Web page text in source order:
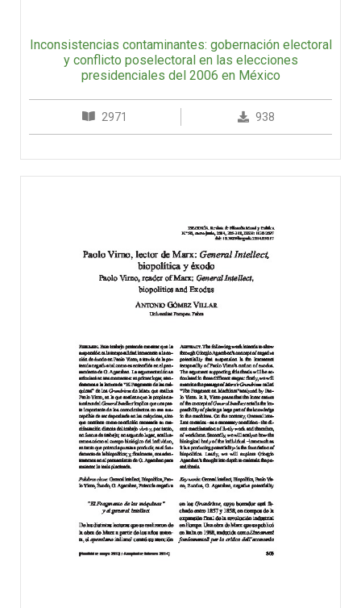
Inconsistencias contaminantes: gobernación electoral
y conflicto poselectoral en las elecciones
presidenciales del 2006 en México
2971 938